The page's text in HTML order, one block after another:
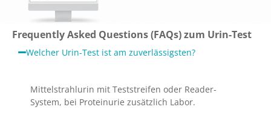
Frequently Asked Questions (FAQs) zum Urin-Test
Welcher Urin-Test ist am zuverlässigsten?
Mittelstrahlurin mit Teststreifen oder Reader-
System, bei Proteinurie zusätzlich Labor.